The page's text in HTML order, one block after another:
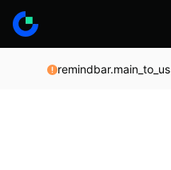
remindbar.main_to_us